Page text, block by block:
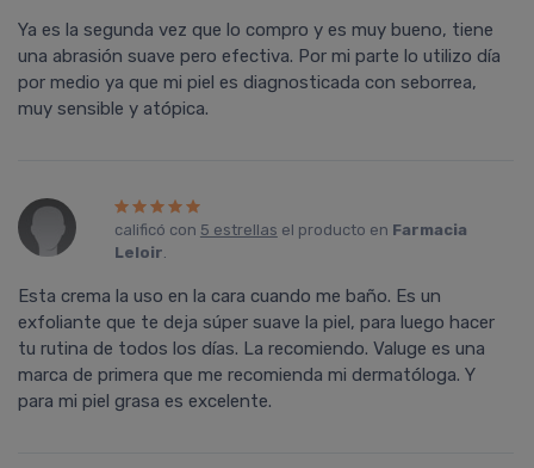
Ya es la segunda vez que lo compro y es muy bueno, tiene
una abrasión suave pero efectiva. Por mi parte lo utilizo día
por medio ya que mi piel es diagnosticada con seborrea,
muy sensible y atópica.
calificó con 5 estrellas el producto en Farmacia
Leloir.
Esta crema la uso en la cara cuando me baño. Es un
exfoliante que te deja súper suave la piel, para luego hacer
tu rutina de todos los días. La recomiendo. Valuge es una
marca de primera que me recomienda mi dermatóloga. Y
para mi piel grasa es excelente.